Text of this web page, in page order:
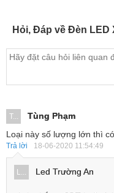
Hỏi, Đáp về Đèn
T...
Tùng Phạm
Loại này số lượng lớn thì
Trả lời 18-06-2020 11:54:49
L... Led Trường An